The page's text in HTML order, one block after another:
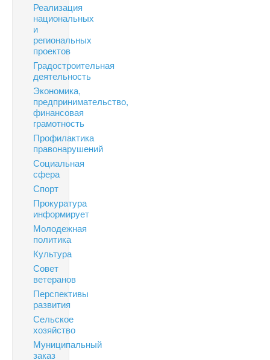
Реализация
национальных
и
региональных
проектов
Градостроительная
деятельность
Экономика,
предпринимательство,
финансовая
грамотность
Профилактика
правонарушений
Социальная
сфера
Спорт
Прокуратура
информирует
Молодежная
политика
Культура
Совет
ветеранов
Перспективы
развития
Сельское
хозяйство
Муниципальный
заказ